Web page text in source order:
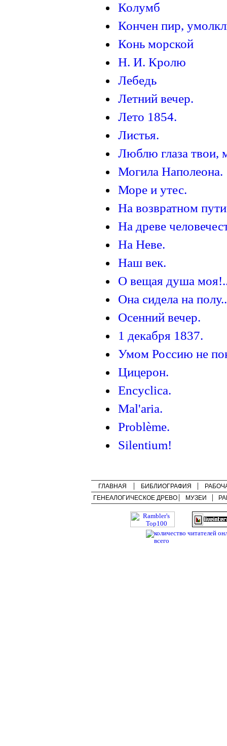
Колумб
Кончен пир,
Конь морской
Н. И. Кролю
Лебедь
Летний вечер.
Лето 1854.
Листья.
Люблю глаза твои,
Могила Наполеона.
Море и утес.
На возвратном
На древе
На Неве.
Наш век.
О вещая душа
Она сидела на
Осенний вечер.
1 декабря 1837.
Умом Россию не
Цицерон.
Encyclica.
Mal'aria.
Problème.
Silentium!
ГЛАВНАЯ БИБЛИОГРАФИЯ
ГЕНЕАЛОГИЧЕСКОЕ ДРЕВО
МУЗЕИ